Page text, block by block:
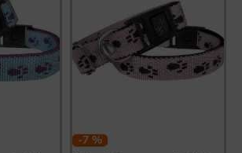
-7 %